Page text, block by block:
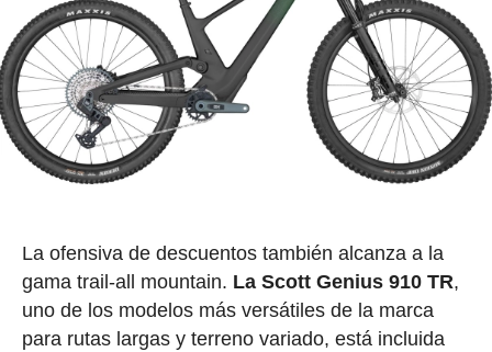
La ofensiva de descuentos también alcanza a la
gama trail-all mountain. La Scott Genius 910 TR,
uno de los modelos más versátiles de la marca
para rutas largas y terreno variado, está incluida